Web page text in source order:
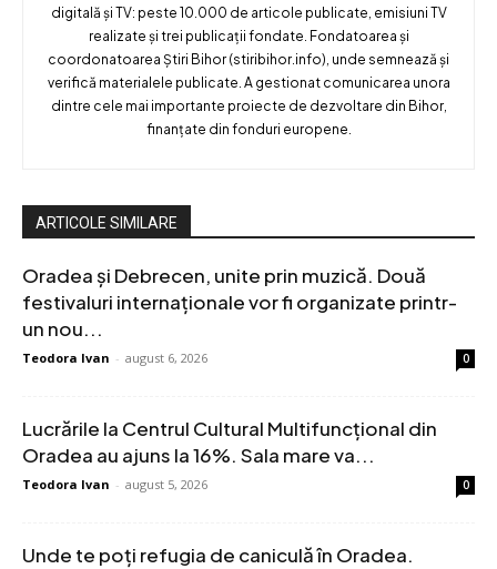
digitală și TV: peste 10.000 de articole publicate, emisiuni TV
realizate și trei publicații fondate. Fondatoarea și
coordonatoarea Știri Bihor (stiribihor.info), unde semnează și
verifică materialele publicate. A gestionat comunicarea unora
dintre cele mai importante proiecte de dezvoltare din Bihor,
finanțate din fonduri europene.
ARTICOLE SIMILARE
Oradea și Debrecen, unite prin muzică. Două
festivaluri internaționale vor fi organizate printr-
un nou...
Teodora Ivan - august 6, 2026 0
Lucrările la Centrul Cultural Multifuncțional din
Oradea au ajuns la 16%. Sala mare va...
Teodora Ivan - august 5, 2026 0
Unde te poți refugia de caniculă în Oradea.